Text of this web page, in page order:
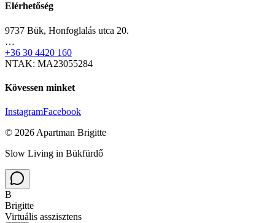
Elérhetőség
9737 Bük, Honfoglalás utca 20.
…
+36 30 4420 160
NTAK: MA23055284
Kövessen minket
InstagramFacebook
© 2026 Apartman Brigitte
Slow Living in Bükfürdő
B
Brigitte
Virtuális asszisztens